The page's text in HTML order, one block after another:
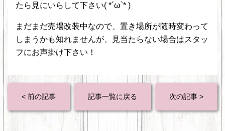
たら見にいらして下さい( *´ω`* )
まだまだ売場改装中なので、置き場所が随時変わって
しまうかも知れませんが、見当たらない場合はスタッ
フにお声掛け下さい！
< 前の記事 記事一覧に戻る 次の記事 >